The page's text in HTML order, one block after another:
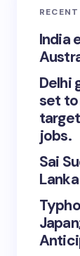
India
Delhi
set
jobs.
Sai